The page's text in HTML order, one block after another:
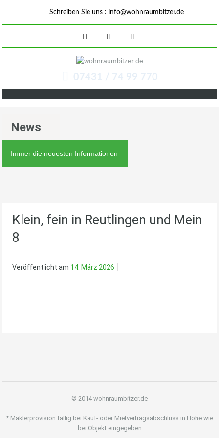
Schreiben Sie uns : info@wohnraumbitzer.de
07431 / 74 99 770
News
Immer die neuesten Informationen
Klein, fein in Reutlingen und Mein
8
Veröffentlicht am 14. März 2026
© 2014 wohnraumbitzer.de
* Maklerprovision fällig bei Kauf- oder Mietvertragsabschluss in Höhe wie
bei Objekt eingegeben